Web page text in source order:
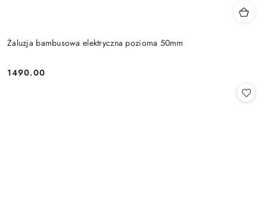
Żaluzja bambusowa elektryczna pozioma 50mm
Cena:
1490.00